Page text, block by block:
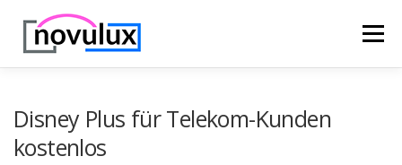
Inhalt
springen
Menü
Disney Plus für Telekom-Kunden
kostenlos